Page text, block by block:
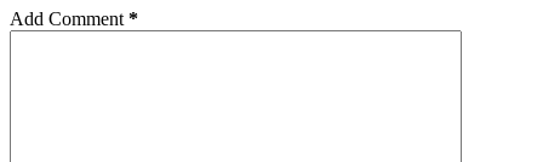
Add Comment *